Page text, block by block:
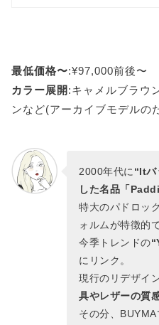
最低価格〜:¥97,000前後〜
カラー展開 :キャメルブラウ
ンなど(アーカイブモデルの
2000年代に “Itバ
した名品「
特大のパドロッ
ォルムが特徴的で
今季トレンドの
にリンク。
現行のリデザイ
具やレザーの質
その分、